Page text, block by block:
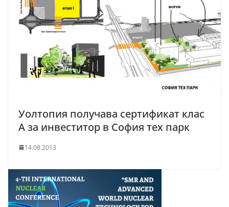
Уолтопия получава сертификат клас
А за инвеститор в София тех парк
14.08.2013